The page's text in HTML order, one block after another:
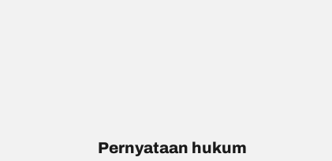
Pernyataan hukum